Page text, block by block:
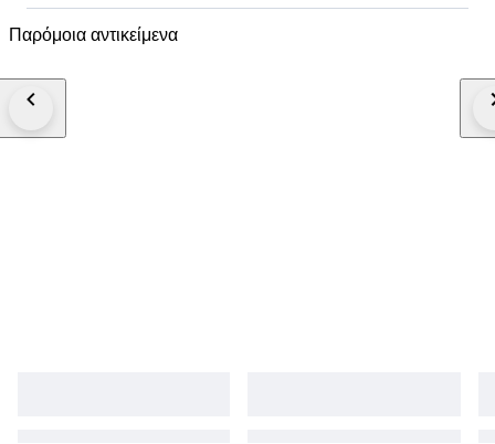
Παρόμοια αντικείμενα